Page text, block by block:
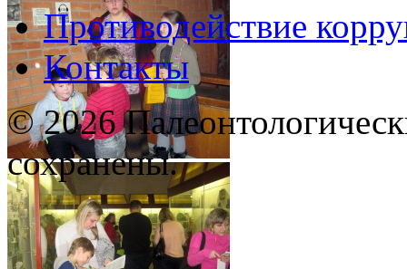
Противодействие
Контакты
© 2026
сохранены.